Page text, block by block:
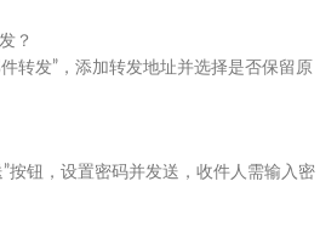
？
转发”，添加转发地址并选择是否保留原
按钮，设置密码并发送，收件人需输入密